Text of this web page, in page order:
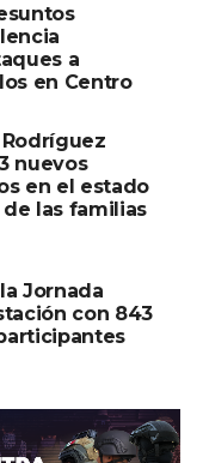
a
en Centro
nuevos
en el estado
las familias
Jornada
con 843